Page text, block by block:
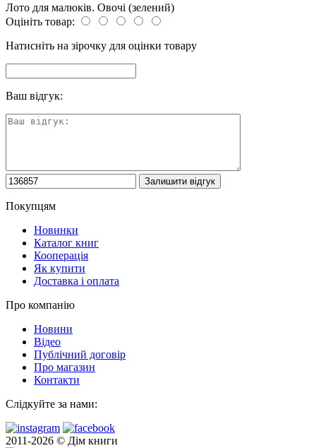
Лото для малюків. Овочі (зелений)
Оцініть товар:
Натисніть на зірочку для оцінки товару
Ваш відгук:
Покупцям
Новинки
Каталог книг
Кооперація
Як купити
Доставка і оплата
Про компанію
Новини
Відео
Публічний договір
Про магазин
Контакти
Слідкуйте за нами:
2011-2026 © Дім книги